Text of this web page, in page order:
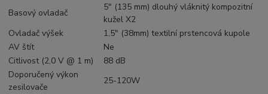
Basový ovladač
5" (135 mm) dlouhý vláknitý kompozitní
kužel X2
Ovladač výšek
1,5" (38mm) textilní prstencová kupole
AV štít
Ne
Citlivost (2,0 V @ 1 m)
88 dB
Doporučený výkon
zesilovače
25-120W